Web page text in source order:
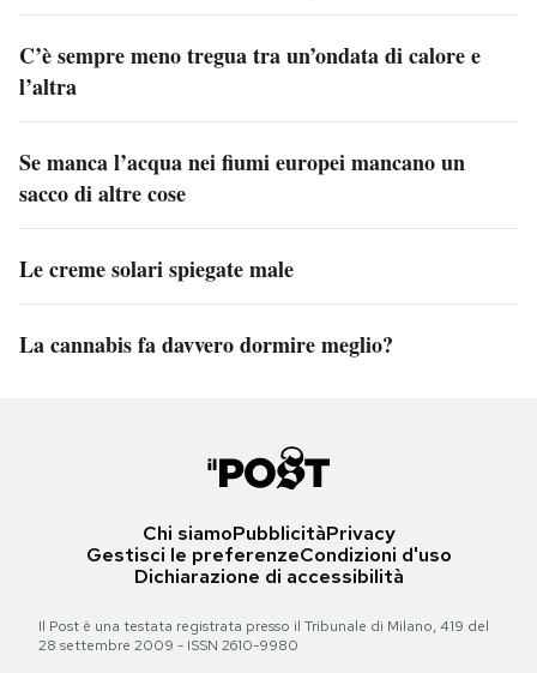
C’è sempre meno tregua tra un’ondata di calore e
l’altra
Se manca l’acqua nei fiumi europei mancano un
sacco di altre cose
Le creme solari spiegate male
La cannabis fa davvero dormire meglio?
Chi siamoPubblicitàPrivacy
Gestisci le preferenzeCondizioni d'uso
Dichiarazione di accessibilità
Il Post è una testata registrata presso il Tribunale di Milano, 419 del
28 settembre 2009 - ISSN 2610-9980